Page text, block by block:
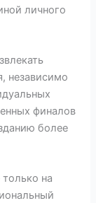
личного
независимо
финалов
более
на